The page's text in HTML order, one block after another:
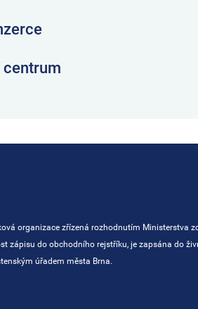
organizace zřízená rozhodnutím Ministerstva
zápisu do obchodního rejstříku, je zapsána do
úřadem města Brna.